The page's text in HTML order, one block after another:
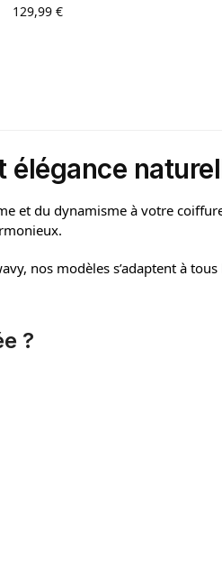
129,99 €
élégance
et du dynamisme à votre
nos modèles s’adaptent à
?